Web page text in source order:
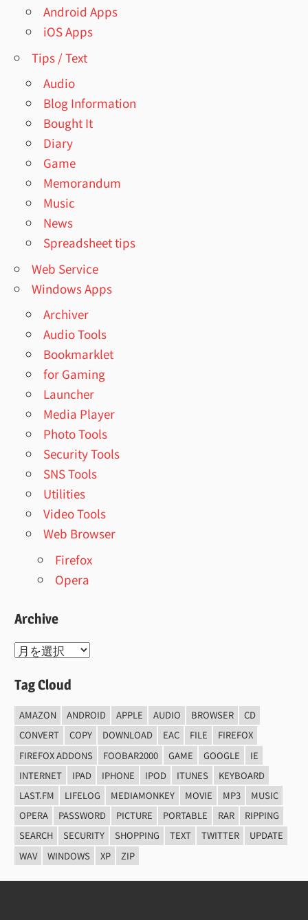
Android Apps
iOS Apps
Tips / Text
Audio
Blog Information
Bought It
Diary
Game
Memorandum
Music
News
Spreadsheet tips
Web Service
Windows Apps
Archiver
Audio Tools
Bookmarklet
for Gaming
Launcher
Media Player
Photo Tools
Security Tools
SNS Tools
Utilities
Video Tools
Web Browser
Firefox
Opera
Archive
Archive
Tag Cloud
AMAZON ANDROID APPLE AUDIO BROWSER
CD
CONVERT
COPY DOWNLOAD EAC FILE
FIREFOX
FIREFOX ADDONS
FOOBAR2000 GAME GOOGLE
IE
INTERNET
IPAD IPHONE IPOD ITUNES
KEYBOARD
LAST.FM
LIFELOG MEDIAMONKEY MOVIE MP3
MUSIC
OPERA
PASSWORD PICTURE PORTABLE RAR
RIPPING
SEARCH
SECURITY SHOPPING TEXT TWITTER
UPDATE
WAV
WINDOWS XP ZIP